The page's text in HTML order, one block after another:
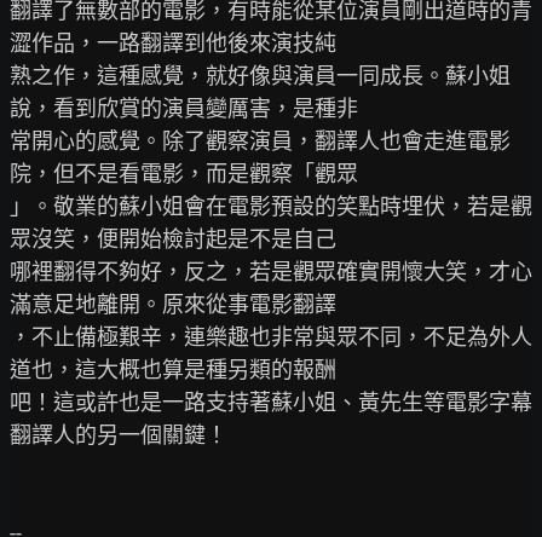
翻譯了無數部的電影，有時能從某位演員剛出道時的青
澀作品，一路翻譯到他後來演技純
熟之作，這種感覺，就好像與演員一同成長。蘇小姐
說，看到欣賞的演員變厲害，是種非
常開心的感覺。除了觀察演員，翻譯人也會走進電影
院，但不是看電影，而是觀察「觀眾
」。敬業的蘇小姐會在電影預設的笑點時埋伏，若是觀
眾沒笑，便開始檢討起是不是自己
哪裡翻得不夠好，反之，若是觀眾確實開懷大笑，才心
滿意足地離開。原來從事電影翻譯
，不止備極艱辛，連樂趣也非常與眾不同，不足為外人
道也，這大概也算是種另類的報酬
吧！這或許也是一路支持著蘇小姐、黃先生等電影字幕
翻譯人的另一個關鍵！